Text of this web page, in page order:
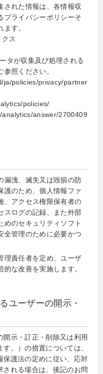
された情報は、各情報収
プライバシーポリシーそ
す。
ス
タが収集及び処理される
照ください。
ja/policies/privacy/partner
policies/
answer/2700409
漏洩、滅失又は毀損の防
護のため、個人情報ファ
、アクセス権限保有者の
スログの記録、また外部
めのセキュリティソフト
全管理のために必要かつ
理責任者を定め、ユーザ
な改善を実施します。
ユーザーの開示・
示・訂正・削除又は利用
。）の措置については、
保護法の定めに従い、応対
れる場合は、後記のお問